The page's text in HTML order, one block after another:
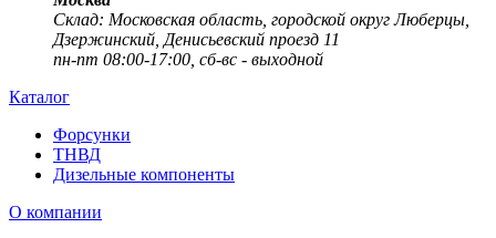
Cклад: Московская область, городской округ Люберцы,
Дзержинский, Денисьевский проезд 11
пн-пт 08:00-17:00, сб-вс - выходной
Каталог
Форсунки
ТНВД
Дизельные компоненты
О компании